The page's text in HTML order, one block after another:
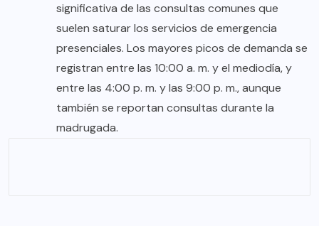
significativa de las consultas comunes que
suelen saturar los servicios de emergencia
presenciales. Los mayores picos de demanda se
registran entre las 10:00 a. m. y el mediodía, y
entre las 4:00 p. m. y las 9:00 p. m., aunque
también se reportan consultas durante la
madrugada.